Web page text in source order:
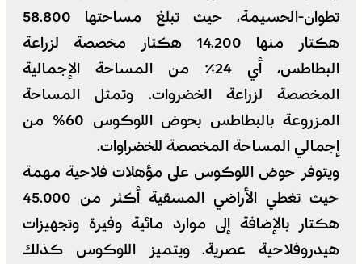
تطوان-الحسيمة، حيث تبلغ مساحتها 58.800
هكتار منها 14.200 هكتار مخصصة لزراعة
البطاطس، أي 24٪ من المساحة الإجمالية
المخصصة لزراعة الخضروات. وتمثل المساحة
المزروعة بالبطاطس بحوض اللوكوس 60% من
إجمالي المساحة المخصصة للخضراوات.
ويتوفر حوض اللوكوس على مؤهلات فلاحية مهمة
حيث تغطي الأراضي المسقية أكثر من 45.000
هكتار بالإضافة إلى موارد مائية وفيرة وتجهيزات
هيدروفلاحية عصرية. ويتميز اللوكوس كذلك